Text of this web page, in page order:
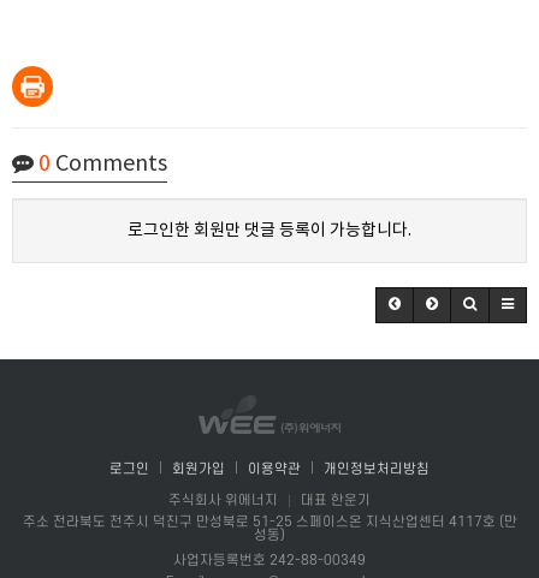
0 Comments
로그인한 회원만 댓글 등록이 가능합니다.
로그인 회원가입 이용약관
개인정보처리방침
주식회사 위에너지
대표 한운기
주소 전라북도 전주시 덕진구 만성북로 51-25 스페이스온 지식산업센터 4117호 (만
성동)
사업자등록번호 242-88-00349